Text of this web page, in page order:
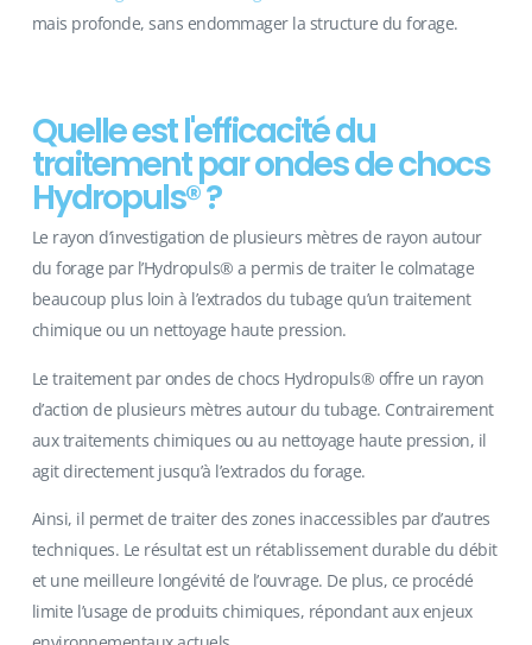
mais profonde, sans endommager la structure du forage.
Quelle est l'efficacité du
traitement par ondes de chocs
Hydropuls® ?
Le rayon d’investigation de plusieurs mètres de rayon autour
du forage par l’Hydropuls® a permis de traiter le colmatage
beaucoup plus loin à l’extrados du tubage qu’un traitement
chimique ou un nettoyage haute pression.
Le traitement par ondes de chocs Hydropuls® offre un rayon
d’action de plusieurs mètres autour du tubage. Contrairement
aux traitements chimiques ou au nettoyage haute pression, il
agit directement jusqu’à l’extrados du forage.
Ainsi, il permet de traiter des zones inaccessibles par d’autres
techniques. Le résultat est un rétablissement durable du débit
et une meilleure longévité de l’ouvrage. De plus, ce procédé
limite l’usage de produits chimiques, répondant aux enjeux